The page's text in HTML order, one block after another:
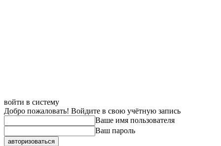
войти в систему
Добро пожаловать! Войдите в свою учётную запись
Ваше имя пользователя
Ваш пароль